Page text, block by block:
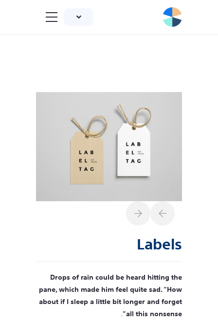
Labels
Drops of rain could be heard hitting the
pane, which made him feel quite sad. “How
about if I sleep a little bit longer and forget
all this nonsense”
.